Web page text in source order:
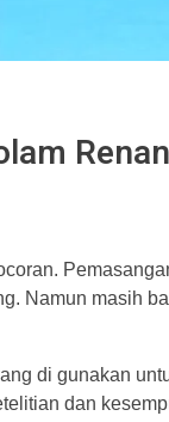
Namun masih
di gunakan
dan